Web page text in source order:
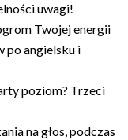
uwagi!
Twojej energii
po angielsku i
poziom? Trzeci
na głos, podczas